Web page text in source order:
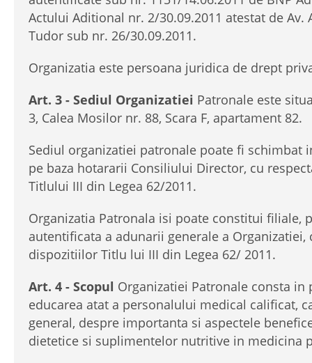
Actului Aditional nr. 2/30.09.2011 atestat de Av.
Tudor sub nr. 26/30.09.2011.
Organizatia este persoana juridica de drept
Art. 3 - Sediul Organizatiei Patronale este
3, Calea Mosilor nr. 88, Scara F, apartament 82.
Sediul organizatiei patronale poate fi schimbat
pe baza hotararii Consiliului Director, cu
Titlului III din Legea 62/2011.
Organizatia Patronala isi poate constitui filiale,
autentificata a adunarii generale a Organizatiei,
dispozitiilor Titlu lui III din Legea 62/ 2011.
Art. 4 - Scopul Organizatiei Patronale consta in
educarea atat a personalului medical calificat,
general, despre importanta si aspectele
dietetice si suplimentelor nutritive in medicina